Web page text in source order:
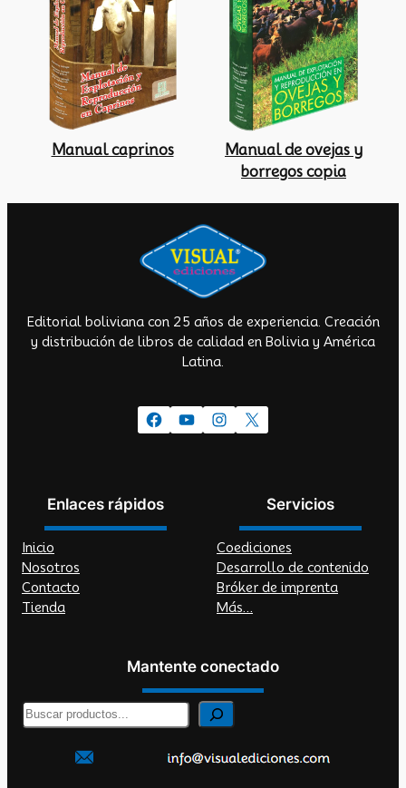
Manual caprinos
Manual de ovejas y
borregos copia
Editorial boliviana con 25 años de experiencia. Creación
y distribución de libros de calidad en Bolivia y América
Latina.
Facebook YouTube Instagram X
Enlaces rápidos
Inicio
Nosotros
Contacto
Tienda
Servicios
Coediciones
Desarrollo de contenido
Bróker de imprenta
Más…
Mantente conectado
B